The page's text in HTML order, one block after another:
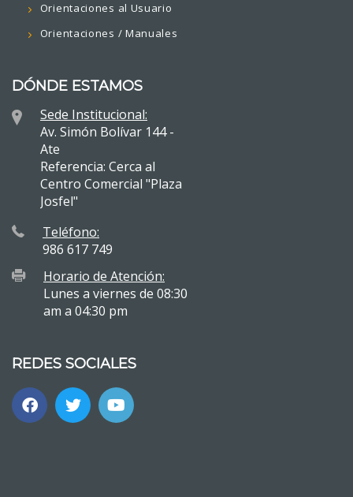
Orientaciones al Usuario
Orientaciones / Manuales
DÓNDE ESTAMOS
Sede Institucional:
Av. Simón Bolívar 144 -
Ate
Referencia: Cerca al
Centro Comercial "Plaza
Josfel"
Teléfono:
986 617 749
Horario de Atención:
Lunes a viernes de 08:30
am a 04:30 pm
REDES SOCIALES